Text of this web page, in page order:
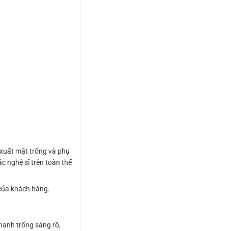
mặt trống và phụ
nghệ sĩ trên toàn thế
khách hàng.
trống sáng rõ,